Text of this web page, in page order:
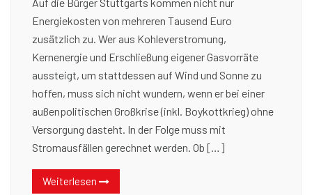
Auf die Bürger Stuttgarts kommen nicht nur
Energiekosten von mehreren Tausend Euro
zusätzlich zu. Wer aus Kohleverstromung,
Kernenergie und Erschließung eigener Gasvorräte
aussteigt, um stattdessen auf Wind und Sonne zu
hoffen, muss sich nicht wundern, wenn er bei einer
außenpolitischen Großkrise (inkl. Boykottkrieg) ohne
Versorgung dasteht. In der Folge muss mit
Stromausfällen gerechnet werden. Ob […]
Weiterlesen